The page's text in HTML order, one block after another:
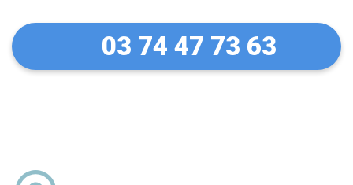
03 74 47 73 63